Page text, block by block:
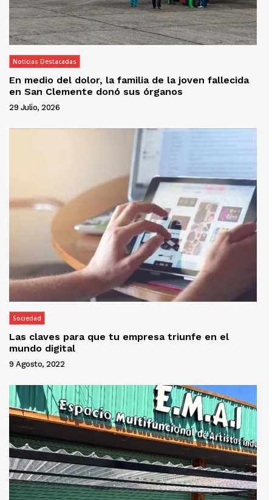
Noticias Destacadas
En medio del dolor, la familia de la joven fallecida
en San Clemente donó sus órganos
29 Julio, 2026
Sociedad
Las claves para que tu empresa triunfe en el
mundo digital
9 Agosto, 2022